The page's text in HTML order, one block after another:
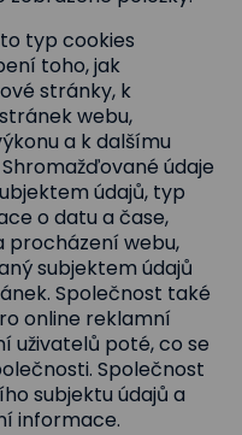
typ cookies
toho, jak
stránky, k
webu,
a k dalšímu
údaje
údajů, typ
o datu a čase,
procházení webu,
subjektem údajů
Společnost také
online reklamní
uživatelů poté, co se
Společnost
subjektu údajů a
informace.